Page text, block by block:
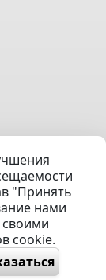
обмен | УНП
"Принять
нами
cookie.